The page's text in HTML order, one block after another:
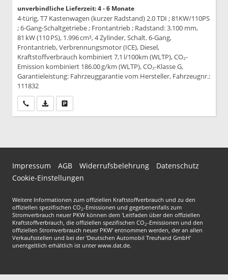
unverbindliche Lieferzeit: 4 - 6 Monate
4-türig, T7 Kastenwagen (kurzer Radstand) 2.0 TDI ; 81KW/110PS
; 6-Gang-Schaltgetriebe ; Frontantrieb ; Radstand: 3.100 mm,
81 kW (110 PS), 1.996 cm³, 4 Zylinder, Schalt. 6-Gang,
Frontantrieb, Verbrennungsmotor (ICE), Diesel,
Kraftstoffverbrauch kombiniert 7,1 l/100km (WLTP), CO₂-
Emission kombiniert 186.00 g/km (WLTP), CO₂-Klasse G,
Garantieleistung: Fahrzeuggarantie vom Hersteller, Fahrzeugnr.:
111832
Wir rufen Sie anPDF-Datei, Fahrzeugexposé drucken
Impressum AGB Widerrufsbelehrung
Datenschutz
Cookie-Einstellungen
Weitere Informationen zum offiziellen Kraftstoffverbrauch und zu den
offiziellen spezifischen CO2-Emissionen und gegebenenfalls zum
Stromverbrauch neuer PKW können dem 'Leitfaden über den offiziellen
Kraftstoffverbrauch, die offiziellen spezifischen CO2-Emissionen und den
offiziellen Stromverbrauch neuer PKW' entnommen werden, der an allen
Verkaufsstellen und bei der 'Deutschen Automobil Treuhand GmbH'
unentgeltlich erhältlich ist unter www.dat.de.